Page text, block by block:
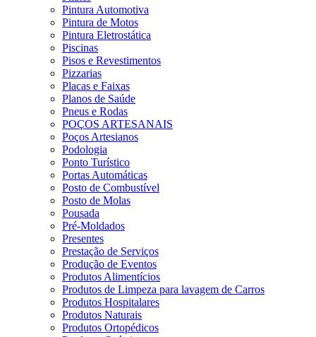
Pintura Automotiva
Pintura de Motos
Pintura Eletrostática
Piscinas
Pisos e Revestimentos
Pizzarias
Placas e Faixas
Planos de Saúde
Pneus e Rodas
POÇOS ARTESANAIS
Poços Artesianos
Podologia
Ponto Turístico
Portas Automáticas
Posto de Combustível
Posto de Molas
Pousada
Pré-Moldados
Presentes
Prestação de Serviços
Produção de Eventos
Produtos Alimentícios
Produtos de Limpeza para lavagem de Carros
Produtos Hospitalares
Produtos Naturais
Produtos Ortopédicos